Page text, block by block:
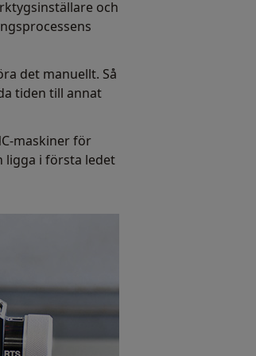
och
det manuellt. Så
tiden till annat
maskiner för
ligga i första ledet